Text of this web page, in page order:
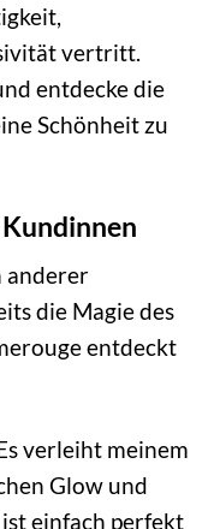
vertritt.
entdecke die
Schönheit zu
anderer
die Magie des
entdeckt
verleiht meinem
Glow und
ist einfach perfekt